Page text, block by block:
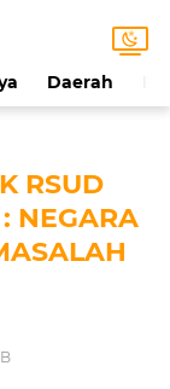
Daerah
RSUD
NEGARA